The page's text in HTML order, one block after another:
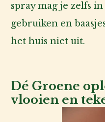
spray mag je zelfs
gebruiken en
het huis niet uit.
Dé Groene
vlooien en